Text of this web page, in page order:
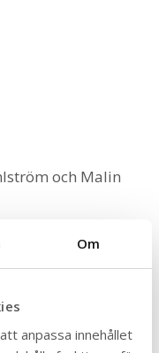
Om
anpassa innehållet
och Malin
sina långvariga
samarbete.
positiva inverkan
Ert arbete